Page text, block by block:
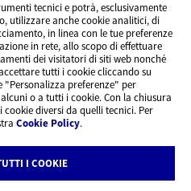
tecnici e potrà, esclusivamente
utilizzare anche cookie analitici, di
in linea con le tue preferenze
in rete, allo scopo di effettuare
dei visitatori di siti web nonché
tutti i cookie cliccando su
"Personalizza preferenze" per
o a tutti i cookie. Con la chiusura
diversi da quelli tecnici. Per
Cookie Policy.
I COOKIE
sui Cookie